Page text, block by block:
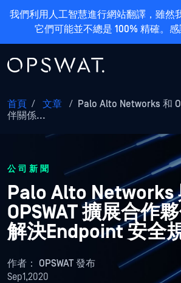
我們利用人工智慧進行網站翻譯，雖然
它們可能並不總是 100% 精確。感
首頁 / 文章 /
Palo Alto Networks 和
伴關係...
公司新聞
Palo Alto Networks
OPSWAT 擴展合作
解決Endpoint 安全
作者： OPSWAT 發布
Sep1,2020